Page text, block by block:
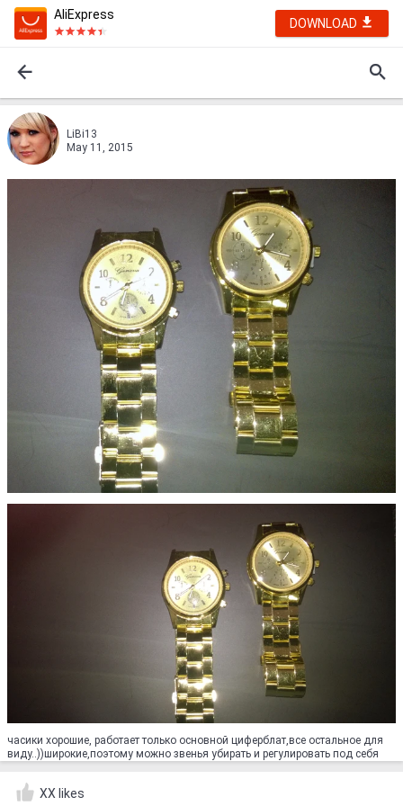
AliExpress
DOWNLOAD
LiBi13
May 11, 2015
часики хорошие, работает только основной циферблат,все остальное для
виду..))широкие,поэтому можно звенья убирать и регулировать под себя
XX likes